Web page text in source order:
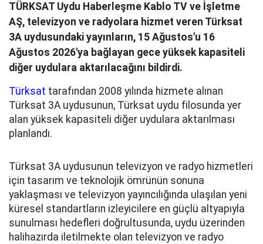
TÜRKSAT Uydu Haberleşme Kablo TV ve İşletme
AŞ, televizyon ve radyolara hizmet veren Türksat
3A uydusundaki yayınların, 15 Ağustos'u 16
Ağustos 2026'ya bağlayan gece yüksek kapasiteli
diğer uydulara aktarılacağını bildirdi.
Türksat tarafından 2008 yılında hizmete alınan
Türksat 3A uydusunun, Türksat uydu filosunda yer
alan yüksek kapasiteli diğer uydulara aktarılması
planlandı.
Türksat 3A uydusunun televizyon ve radyo hizmetleri
için tasarım ve teknolojik ömrünün sonuna
yaklaşması ve televizyon yayıncılığında ulaşılan yeni
küresel standartların izleyicilere en güçlü altyapıyla
sunulması hedefleri doğrultusunda, uydu üzerinden
halihazırda iletilmekte olan televizyon ve radyo